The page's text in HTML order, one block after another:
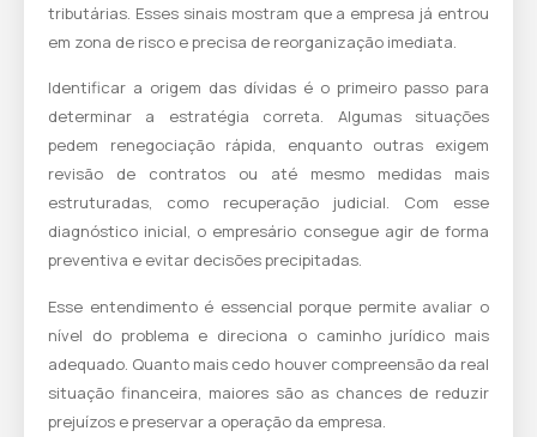
tributárias. Esses sinais mostram que a empresa já entrou
em zona de risco e precisa de reorganização imediata.
Identificar a origem das dívidas é o primeiro passo para
determinar a estratégia correta. Algumas situações
pedem renegociação rápida, enquanto outras exigem
revisão de contratos ou até mesmo medidas mais
estruturadas, como recuperação judicial. Com esse
diagnóstico inicial, o empresário consegue agir de forma
preventiva e evitar decisões precipitadas.
Esse entendimento é essencial porque permite avaliar o
nível do problema e direciona o caminho jurídico mais
adequado. Quanto mais cedo houver compreensão da real
situação financeira, maiores são as chances de reduzir
prejuízos e preservar a operação da empresa.